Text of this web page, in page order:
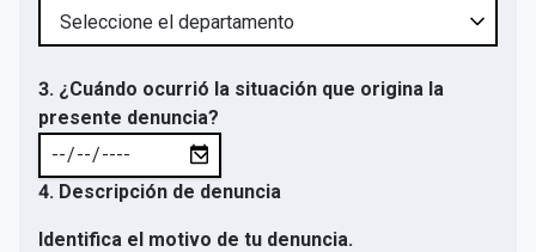
3. ¿Cuándo ocurrió la situación que origina la
presente denuncia?
4. Descripción de denuncia
Identifica el motivo de tu denuncia.